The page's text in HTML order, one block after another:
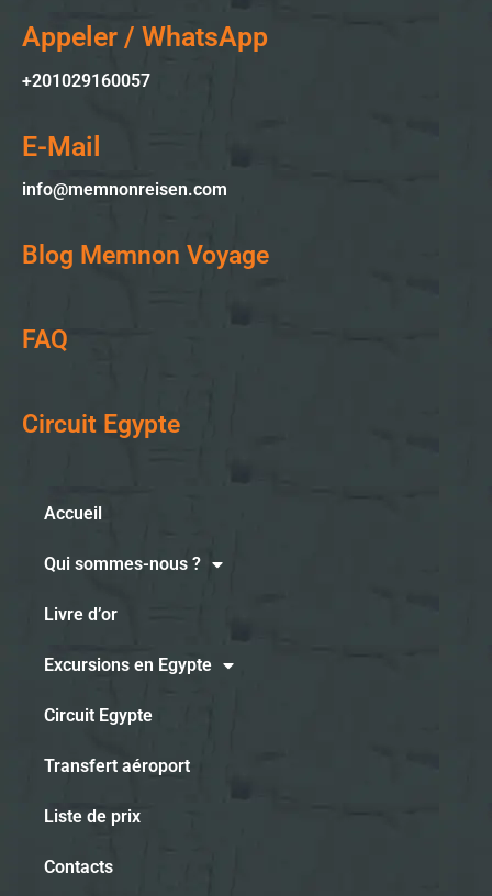
Appeler / WhatsApp
+201029160057
E-Mail
info@memnonreisen.com
Blog Memnon Voyage
FAQ
Circuit Egypte
Accueil
Qui sommes-nous ?
Livre d’or
Excursions en Egypte
Circuit Egypte
Transfert aéroport
Liste de prix
Contacts